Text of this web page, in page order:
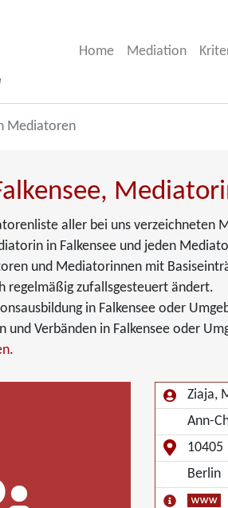
Home Mediation
Mediatoren
aller bei uns verzeichneten
in Falkensee und jeden
und Mediatorinnen mit
regelmäßig zufallsgesteuert ändert.
in Falkensee oder
und Verbänden in Falkensee oder
.
Ziaja,
Ann-
10405
Berlin